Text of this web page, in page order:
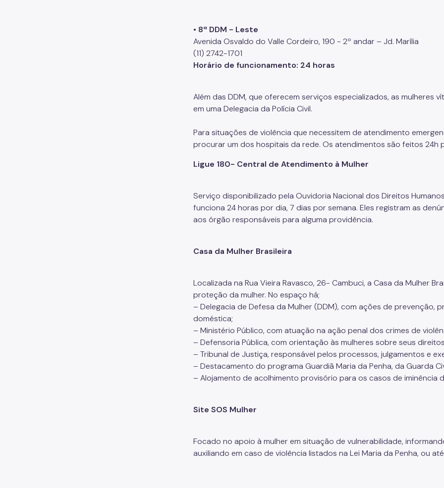
• 8ª DDM - Leste
Avenida Osvaldo do Valle Cordeiro, 190 - 2º andar – Jd. Marília
(11) 2742-1701
Horário de funcionamento: 24 horas
Além das DDM, que oferecem serviços especializados, as mulheres
em uma Delegacia da Polícia Civil.
Para situações de violência que necessitem de atendimento
procurar um dos hospitais da rede. Os atendimentos são feitos 24h
Ligue 180- Central de Atendimento à Mulher
Serviço disponibilizado pela Ouvidoria Nacional dos Direitos
funciona 24 horas por dia, 7 dias por semana. Eles registram as
aos órgão responsáveis para alguma providência.
Casa da Mulher Brasileira
Localizada na Rua Vieira Ravasco, 26- Cambuci, a Casa da Mulher
proteção da mulher. No espaço há;
– Delegacia de Defesa da Mulher (DDM), com ações de prevenção,
doméstica;
– Ministério Público, com atuação na ação penal dos crimes de
– Defensoria Pública, com orientação às mulheres sobre seus
– Tribunal de Justiça, responsável pelos processos, julgamentos e
– Destacamento do programa Guardiã Maria da Penha, da Guarda
– Alojamento de acolhimento provisório para os casos de iminência
Site SOS Mulher
Focado no apoio à mulher em situação de vulnerabilidade,
auxiliando em caso de violência listados na Lei Maria da Penha, ou